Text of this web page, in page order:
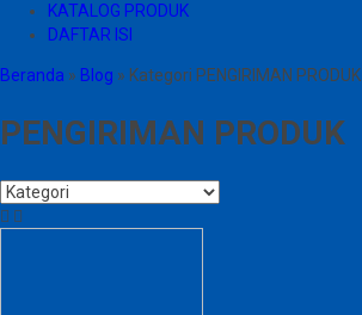
KATALOG PRODUK
DAFTAR ISI
Beranda » Blog » Kategori PENGIRIMAN PRODUK
PENGIRIMAN PRODUK